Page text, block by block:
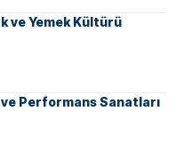
ve Yemek Kültürü
Performans Sanatları